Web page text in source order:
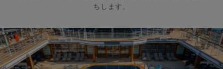
ちします。